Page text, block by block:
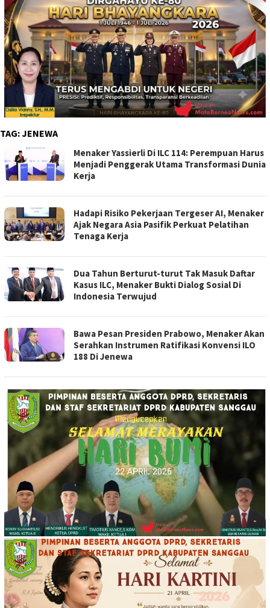
TAG:JENEWA
Menaker Yassierli Di ILC 114: Perempuan Harus
Menjadi Penggerak Utama Transformasi Dunia
Kerja
Hadapi Risiko Pekerjaan Tergeser AI, Menaker
Ajak Negara Asia Pasifik Perkuat Pelatihan
Tenaga Kerja
Dua Tahun Berturut-turut Tak Masuk Daftar
Kasus ILC, Menaker Bukti Dialog Sosial Di
Indonesia Terwujud
Bawa Pesan Presiden Prabowo, Menaker Akan
Serahkan Instrumen Ratifikasi Konvensi ILO
188 Di Jenewa